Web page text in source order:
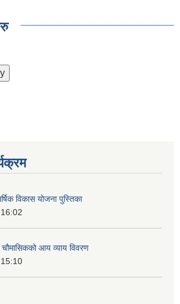
विकास योजना पुस्तिका
आय व्याय विवरण